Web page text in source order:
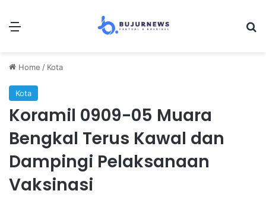
Home / Kota
Kota
Koramil 0909-05 Muara
Bengkal Terus Kawal dan
Dampingi Pelaksanaan
Vaksinasi